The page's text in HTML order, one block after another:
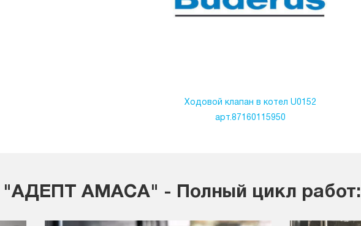
Ходовой клапан в котел U0152
арт.87160115950
АМАСА" - Полный цикл работ: